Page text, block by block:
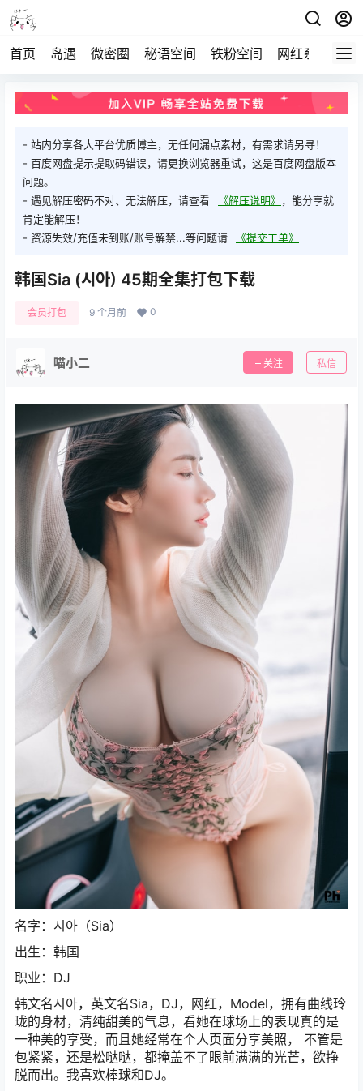
首页 岛遇 微密圈 秘语空间 铁粉空间 网红系列 打
- 站内分享各大平台优质博主，无任何漏点素材，有需求请另寻！
- 百度网盘提示提取码错误，请更换浏览器重试，这是百度网盘版本
问题。
- 遇见解压密码不对、无法解压，请查看
《解压说明》 ，能分享就
肯定能解压！
- 资源失效/充值未到账/账号解禁...等问题请
《提交工单》
韩国Sia (시아) 45期全集打包下载
会员打包 9 个月前 0
喵小二 关注 私信
名字：시아（Sia）
出生：韩国
职业：DJ
韩文名시아，英文名Sia，DJ，网红，Model，拥有曲线玲
珑的身材，清纯甜美的气息，看她在球场上的表现真的是
一种美的享受，而且她经常在个人页面分享美照， 不管是
包紧紧，还是松哒哒，都掩盖不了眼前满满的光芒，欲挣
脱而出。我喜欢棒球和DJ。